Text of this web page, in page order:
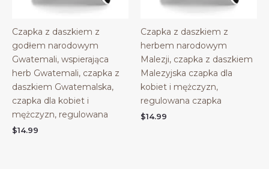
Czapka z daszkiem z
godłem narodowym
Gwatemali, wspierająca
herb Gwatemali, czapka z
daszkiem Gwatemalska,
czapka dla kobiet i
mężczyzn, regulowana
$14.99
Czapka z daszkiem z
herbem narodowym
Malezji, czapka z daszkiem
Malezyjska czapka dla
kobiet i mężczyzn,
regulowana czapka
$14.99